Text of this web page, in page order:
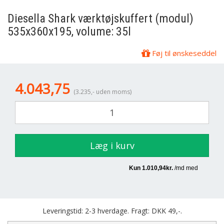
Diesella Shark værktøjskuffert (modul)
535x360x195, volume: 35l
Føj til ønskeseddel
4.043,75 (3.235,- uden moms)
Læg i kurv
Leveringstid: 2-3 hverdage. Fragt: DKK 49,-.